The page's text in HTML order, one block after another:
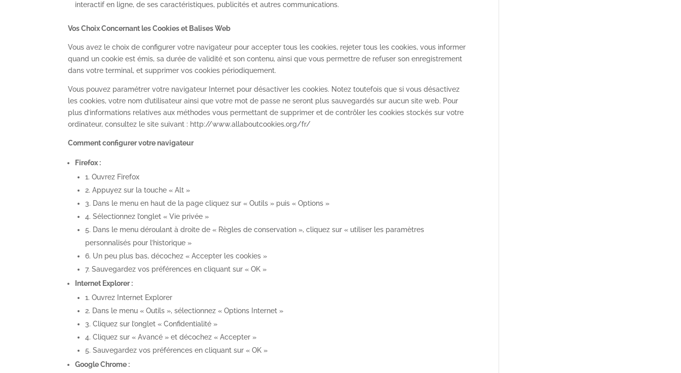
interactif en ligne, de ses caractéristiques, publicités et autres communications.
Vos Choix Concernant les Cookies et Balises Web
Vous avez le choix de configurer votre navigateur pour accepter tous les cookies, rejeter tous les cookies, vous informer
quand un cookie est émis, sa durée de validité et son contenu, ainsi que vous permettre de refuser son enregistrement
dans votre terminal, et supprimer vos cookies périodiquement.
Vous pouvez paramétrer votre navigateur Internet pour désactiver les cookies. Notez toutefois que si vous désactivez
les cookies, votre nom d’utilisateur ainsi que votre mot de passe ne seront plus sauvegardés sur aucun site web. Pour
plus d’informations relatives aux méthodes vous permettant de supprimer et de contrôler les cookies stockés sur votre
ordinateur, consultez le site suivant : http://www.allaboutcookies.org/fr/
Comment configurer votre navigateur
Firefox :
1. Ouvrez Firefox
2. Appuyez sur la touche « Alt »
3. Dans le menu en haut de la page cliquez sur « Outils » puis « Options »
4. Sélectionnez l’onglet « Vie privée »
5. Dans le menu déroulant à droite de « Règles de conservation », cliquez sur « utiliser les paramètres
personnalisés pour l’historique »
6. Un peu plus bas, décochez « Accepter les cookies »
7. Sauvegardez vos préférences en cliquant sur « OK »
Internet Explorer :
1. Ouvrez Internet Explorer
2. Dans le menu « Outils », sélectionnez « Options Internet »
3. Cliquez sur l’onglet « Confidentialité »
4. Cliquez sur « Avancé » et décochez « Accepter »
5. Sauvegardez vos préférences en cliquant sur « OK »
Google Chrome :